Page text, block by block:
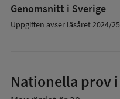
Genomsnitt i Sverige
Uppgiften avser läsåret 2024/25
Nationella prov